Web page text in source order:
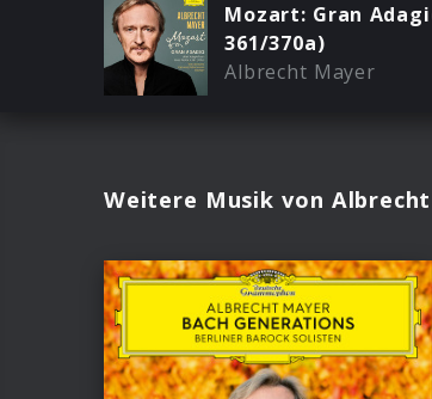
Mozart: Gran
361/370a)
Albrecht Mayer
Weitere Musik von